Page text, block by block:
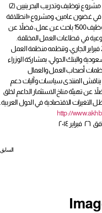
لاحتياجات سوق العمل، وفي مقدمة تلك المشاريع مشروع توظيف وتدريب البحرينيين (2)
في غضون عامين، ومشروع «انطلاقة
مهنية.. بيدي أبني وطني» الذي يهدف إلى تدريب وتوظيف 1500 باحث عن عمل، فضلاً عن
في قطاعات العمل المختلفة.
الجدير بالذكر ان المنتدى يقام في الفترة من 24 الى 26 فبراير الجاري، وتنظمه منظمة العمل
والبنك الدولي، بمشاركة الوزراء
أصحاب العمل والعمال
يناقش المنتدى سياسات وآليات دعم
عن تهيئة مناخ الاستثمار الداعم لخلق
التغيرات الاقتصادية في الدول العربية.
http://
السابق